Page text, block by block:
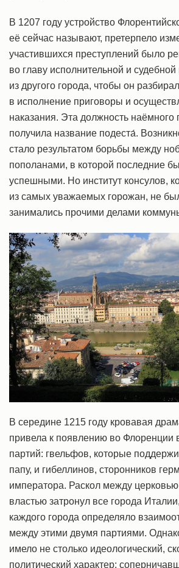
В 1207 году устройство
её сейчас называют, претерпело
участившихся преступлений было
во главу исполнительной и
из другого города, чтобы он
в исполнение приговоры и
наказания. Эта должность наёмного
получила название подеста́.
стало результатом борьбы между
пополанами, в которой последние
успешными. Но институт консулов,
из самых уважаемых горожан, не
занимались прочими делами
В середине 1215 году кровавая
привела к появлению во Флоренции
партий: гвельфов, которые
папу, и гибеллинов, сторонников
императора. Раскол между церковью
властью затронул все города
каждого города определяло
между этими двумя партиями.
имело не столько идеологический,
политический характер: